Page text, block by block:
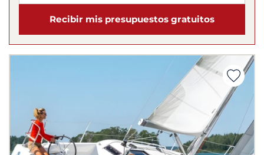
Recibir mis presupuestos gratuitos